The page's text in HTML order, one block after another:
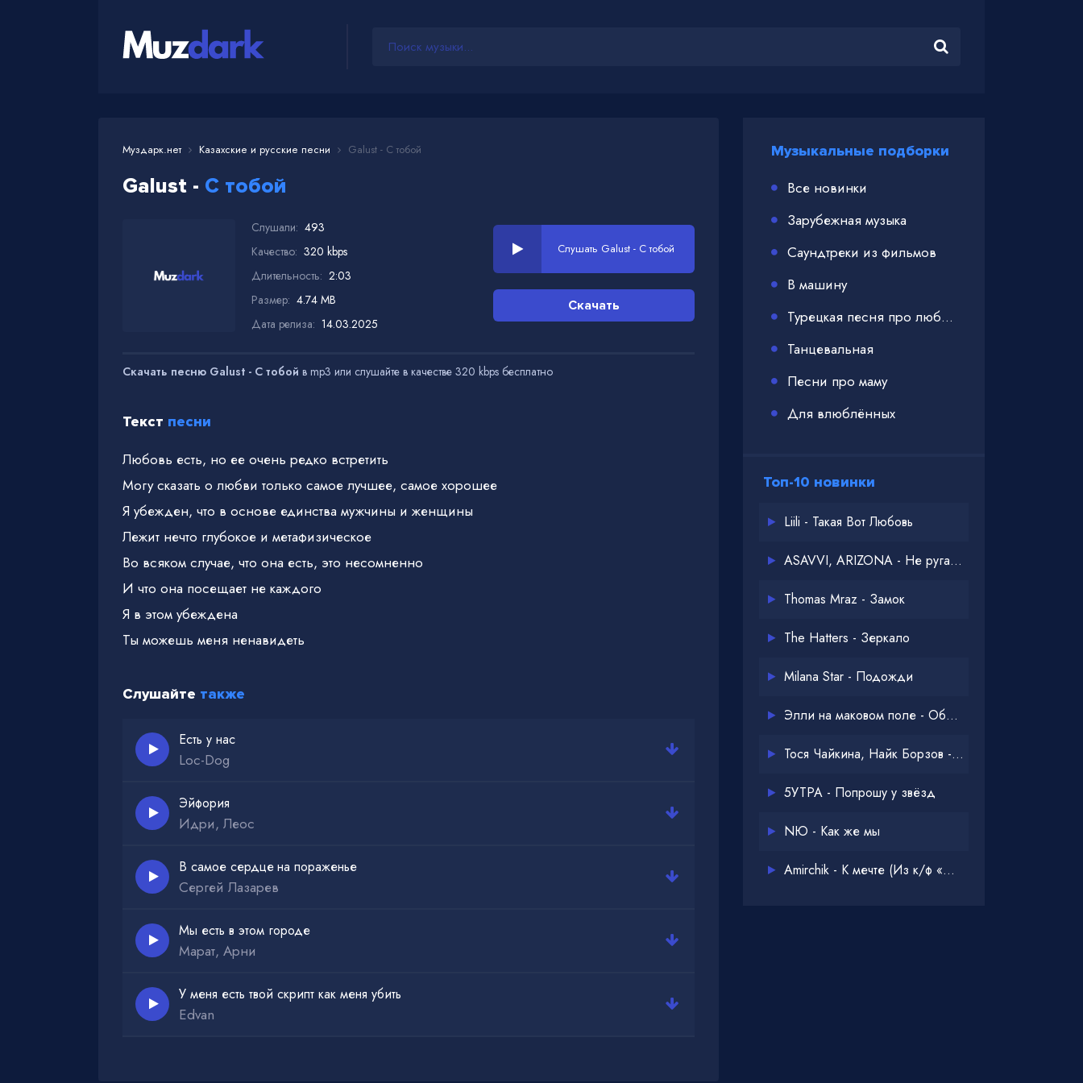
Муздарк.нет Казахские и русские песни Galust - С тобой
Galust - С тобой
Слушали: 493
Качество: 320 kbps
Длительность: 2:03
Размер: 4.74 MB
Дата релиза: 14.03.2025
Слушать Galust - С тобой
Скачать
Скачать песню Galust - С тобой в mp3 или слушайте в качестве 320 kbps бесплатно
Текст песни
Любовь есть, но ее очень редко встретить
Могу сказать о любви только самое лучшее, самое хорошее
Я убежден, что в основе единства мужчины и женщины
Лежит нечто глубокое и метафизическое
Во всяком случае, что она есть, это несомненно
И что она посещает не каждого
Я в этом убеждена
Ты можешь меня ненавидеть
Слушайте также
Есть у нас
Loc-Dog
Эйфория
Идри, Леос
В самое сердце на пораженье
Сергей Лазарев
Мы есть в этом городе
Марат, Арни
У меня есть твой скрипт как меня убить
Edvan
Музыкальные подборки
Все новинки
Зарубежная музыка
Саундтреки из фильмов
В машину
Турецкая песня про любовь
Танцевальная
Песни про маму
Для влюблённых
Топ-10 новинки
Liili - Такая Вот Любовь
ASAVVI, ARIZONA - Не ругайся
Thomas Mraz - Замок
The Hatters - Зеркало
Milana Star - Подожди
Элли на маковом поле - Обнимай
Тося Чайкина, Найк Борзов - Опять
5УТРА - Попрошу у звёзд
NЮ - Как же мы
Amirchik - К мечте (Из к/ф «Одна дома 3»)